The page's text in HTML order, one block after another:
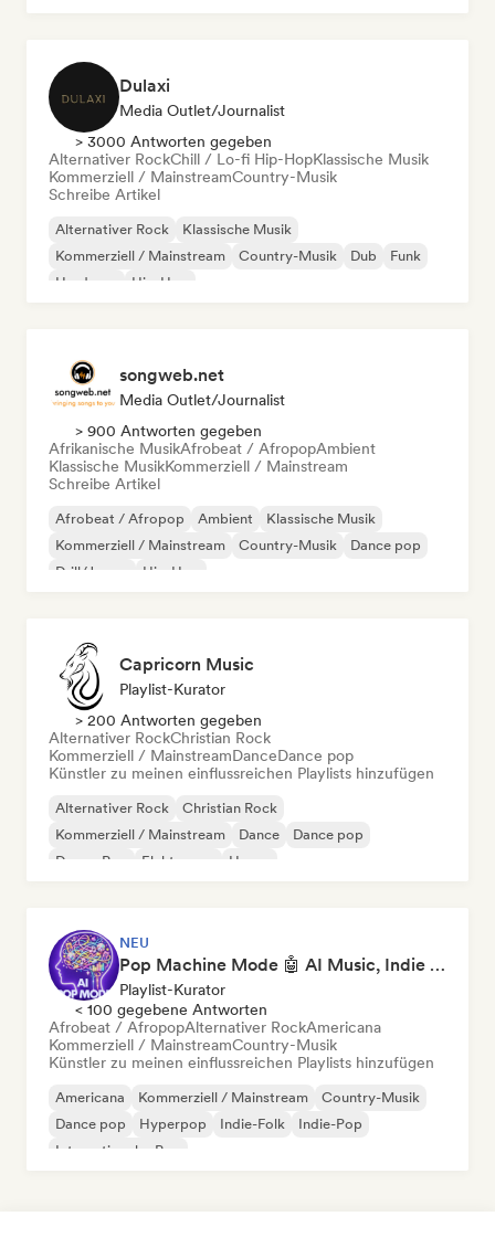
Dulaxi
Media Outlet/Journalist
> 3000 Antworten gegeben
Alternativer RockChill / Lo-fi Hip-HopKlassische Musik
Kommerziell / MainstreamCountry-Musik
Schreibe Artikel
Alternativer Rock
Klassische Musik
Kommerziell / Mainstream
Country-Musik Dub
Funk
Hardcore
Hip-Hop
songweb.net
Media Outlet/Journalist
> 900 Antworten gegeben
Afrikanische MusikAfrobeat / AfropopAmbient
Klassische MusikKommerziell / Mainstream
Schreibe Artikel
Afrobeat / Afropop Ambient
Klassische Musik
Kommerziell / Mainstream
Country-Musik
Dance pop
Drill/Jersey
Hip-Hop
Capricorn Music
Playlist-Kurator
> 200 Antworten gegeben
Alternativer RockChristian Rock
Kommerziell / MainstreamDanceDance pop
Künstler zu meinen einflussreichen Playlists hinzufügen
Alternativer Rock
Christian Rock
Kommerziell / Mainstream
Dance
Dance pop
Dream Pop
Elektropop House
NEU
Pop Machine Mode 🤖 AI Music, Indie Pop & Dream Pop
Playlist-Kurator
< 100 gegebene Antworten
Afrobeat / AfropopAlternativer RockAmericana
Kommerziell / MainstreamCountry-Musik
Künstler zu meinen einflussreichen Playlists hinzufügen
Americana Kommerziell / Mainstream
Country-Musik
Dance pop
Hyperpop Indie-Folk
Indie-Pop
Internationaler Pop